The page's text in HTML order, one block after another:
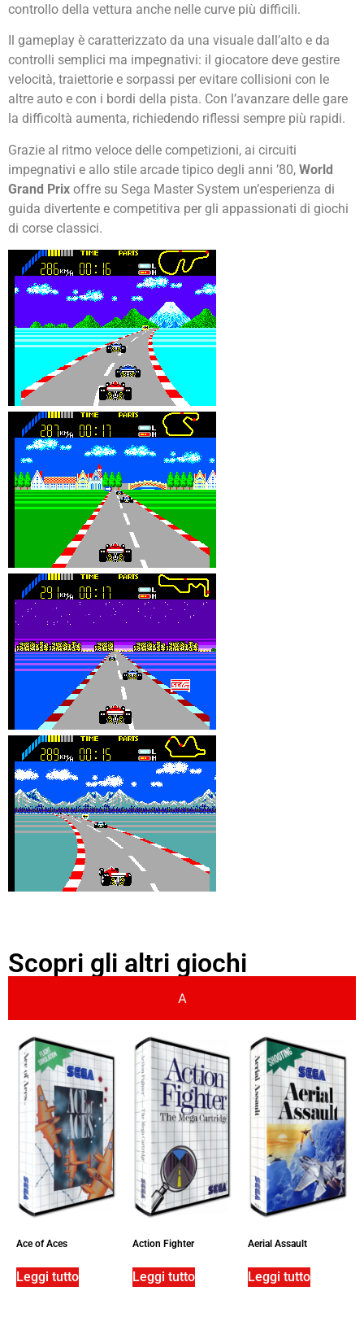
controllo della vettura anche nelle curve più difficili.
Il gameplay è caratterizzato da una visuale dall’alto e da
controlli semplici ma impegnativi: il giocatore deve gestire
velocità, traiettorie e sorpassi per evitare collisioni con le
altre auto e con i bordi della pista. Con l’avanzare delle gare
la difficoltà aumenta, richiedendo riflessi sempre più rapidi.
Grazie al ritmo veloce delle competizioni, ai circuiti
impegnativi e allo stile arcade tipico degli anni ’80, World
Grand Prix offre su Sega Master System un’esperienza di
guida divertente e competitiva per gli appassionati di giochi
di corse classici.
Scopri gli altri giochi
A
Ace of Aces
Leggi tutto
Action Fighter
Leggi tutto
Aerial Assault
Leggi tutto